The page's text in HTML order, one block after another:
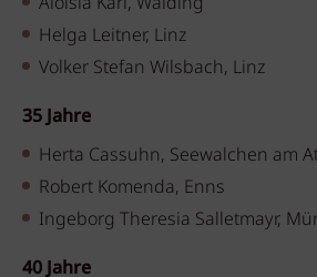
Helga Leitner, Linz
Volker Stefan Wilsbach, Linz
35 Jahre
Herta Cassuhn, Seewalchen am
Robert Komenda, Enns
Ingeborg Theresia Salletmayr,
40 Jahre